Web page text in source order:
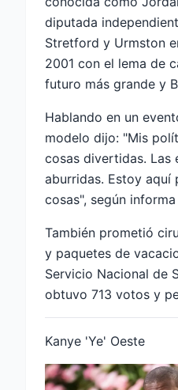
diputada
Stretford y Urmston
2001 con el lema de
futuro más grande y
Hablando en un
modelo dijo: "Mis
cosas divertidas. Las
aburridas. Estoy aquí
cosas", según informa
También prometió
y paquetes de
Servicio Nacional de
obtuvo 713 votos y
Kanye 'Ye' Oeste